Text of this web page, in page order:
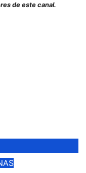
de este canal.